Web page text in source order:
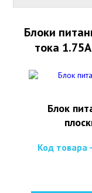
Блоки
тока
Блок
Код товара